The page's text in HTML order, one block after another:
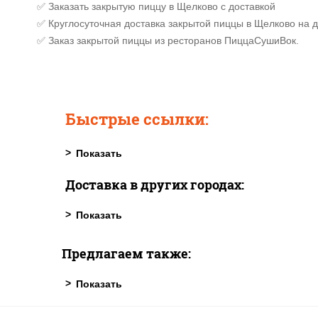
✅ Заказать закрытую пиццу в Щелково с доставкой
✅ Круглосуточная доставка закрытой пиццы в Щелково на
✅ Заказ закрытой пиццы из ресторанов ПиццаСушиВок.
Быстрые ссылки:
Доставка в других городах:
Предлагаем также: